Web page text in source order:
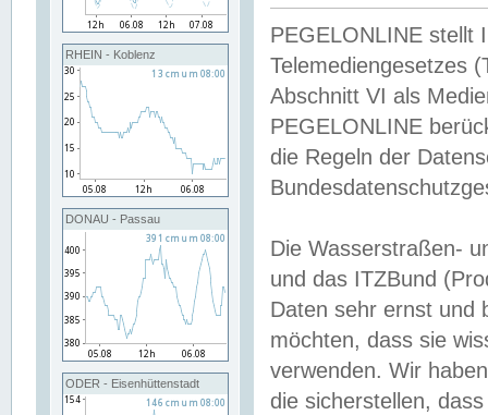
RHEIN - Koblenz
DONAU - Passau
ODER - Eisenhüttenstadt
PEGELONLINE stellt
Telemediengesetzes
Abschnitt VI als
PEGELONLINE
die Regeln der
Die Wasserstraßen-
und das ITZBund
Daten sehr ernst und
möchten, dass sie
verwenden. Wir
die sicherstellen,